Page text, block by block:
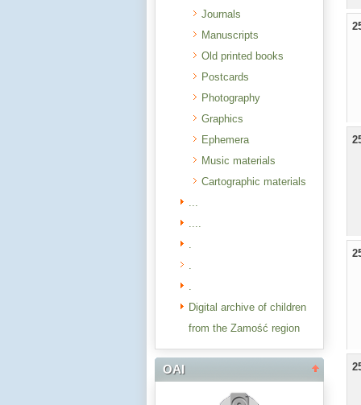
Journals
Manuscripts
Old printed books
Postcards
Photography
Graphics
Ephemera
Music materials
Cartographic materials
...
....
.
.
.
Digital archive of children
from the Zamość region
OAI